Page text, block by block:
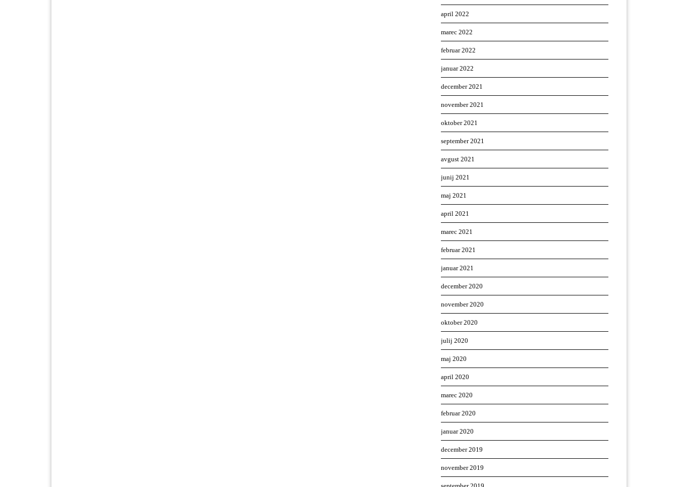
april 2022
marec 2022
februar 2022
januar 2022
december 2021
november 2021
oktober 2021
september 2021
avgust 2021
junij 2021
maj 2021
april 2021
marec 2021
februar 2021
januar 2021
december 2020
november 2020
oktober 2020
julij 2020
maj 2020
april 2020
marec 2020
februar 2020
januar 2020
december 2019
november 2019